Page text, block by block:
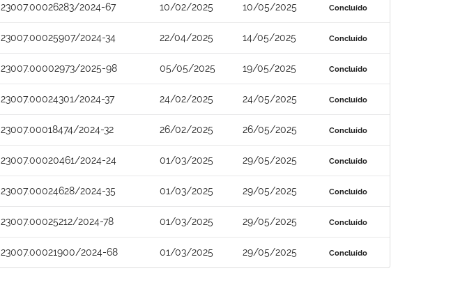
23007.00026283/2024-67 10/02/2025 10/05/2025 Concluído
23007.00025907/2024-34 22/04/2025 14/05/2025 Concluído
23007.00002973/2025-98 05/05/2025 19/05/2025 Concluído
23007.00024301/2024-37 24/02/2025 24/05/2025 Concluído
23007.00018474/2024-32 26/02/2025 26/05/2025 Concluído
23007.00020461/2024-24 01/03/2025 29/05/2025 Concluído
23007.00024628/2024-35 01/03/2025 29/05/2025 Concluído
23007.00025212/2024-78 01/03/2025 29/05/2025 Concluído
23007.00021900/2024-68 01/03/2025 29/05/2025 Concluído